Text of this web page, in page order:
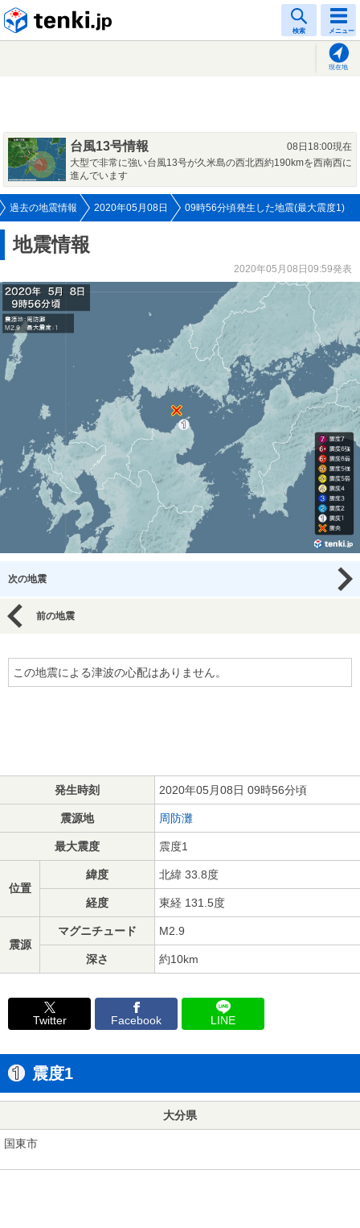
検索 メニュー
現在地
台風13号情報
08日18:00現在
大型で非常に強い台風13号が久米島の西北西約190kmを西南西に
進んでいます
過去の地震情報 2020年05月08日 09時56分頃発生した地震(最大震度1)
地震情報
2020年05月08日09:59発表
次の地震
前の地震
この地震による津波の心配はありません。
発生時刻 2020年05月08日 09時56分頃
震源地 周防灘
最大震度 震度1
位置
緯度 北緯 33.8度
経度 東経 131.5度
震源
マグニチュード M2.9
深さ 約10km
Twitter Facebook LINE
震度1
大分県
国東市